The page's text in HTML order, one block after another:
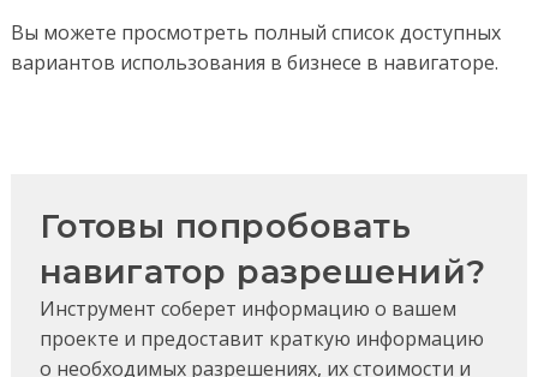
Вы можете просмотреть полный список доступных
вариантов использования в бизнесе в навигаторе.
Готовы попробовать
навигатор разрешений?
Инструмент соберет информацию о вашем
проекте и предоставит краткую информацию
о необходимых разрешениях, их стоимости и